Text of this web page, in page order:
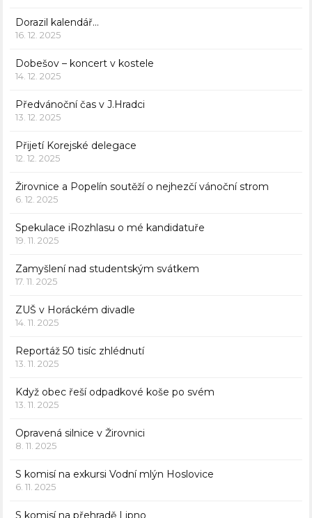
Dorazil kalendář…
16. 12. 2025
Dobešov – koncert v kostele
14. 12. 2025
Předvánoční čas v J.Hradci
13. 12. 2025
Přijetí Korejské delegace
12. 12. 2025
Žirovnice a Popelín soutěží o nejhezčí vánoční strom
6. 12. 2025
Spekulace iRozhlasu o mé kandidatuře
19. 11. 2025
Zamyšlení nad studentským svátkem
17. 11. 2025
ZUŠ v Horáckém divadle
14. 11. 2025
Reportáž 50 tisíc zhlédnutí
13. 11. 2025
Když obec řeší odpadkové koše po svém
13. 11. 2025
Opravená silnice v Žirovnici
8. 11. 2025
S komisí na exkursi Vodní mlýn Hoslovice
6. 11. 2025
S komisí na přehradě Lipno